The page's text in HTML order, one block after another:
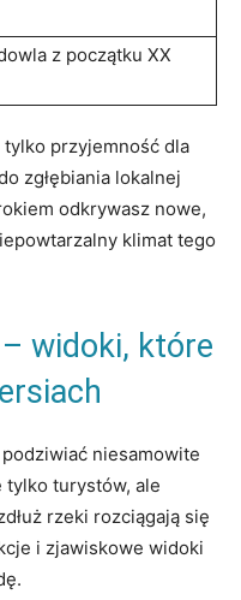
z początku​ XX
⁣przyjemność dla
zgłębiania ⁤lokalnej
odkrywasz nowe,​
klimat tego
widoki, które
podziwiać niesamowite
tylko turystów, ale
rzeki rozciągają ​się
i zjawiskowe widoki